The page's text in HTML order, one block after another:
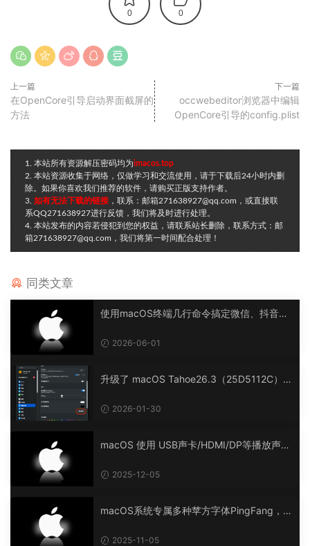
0 0
上一篇
在OpenCore引导启动界面截屏的
方法
下一篇
occwebeditor浏览器中编辑
OpenCore引导的config.plist
1. 本站所有资源解压密码均为imacos.top
2. 本站资源收集于网络，仅做学习和交流使用，请于下载后24小时内删
除。如果你喜欢我们推荐的软件，请购买正版支持作者。
3. 如有无法下载的链接 ，联系：邮箱271638927@qq.com，或直接联
系QQ271638927进行反馈，我们将及时进行处理。
4. 本站发布的内容若侵犯到您的权益，请联系站长删除，联系方式：邮
箱271638927@qq.com，我们将第一时间配合处理！
同类文章
使用macOS终端几行命令搞定微信、抖音等
2026-06-01
升级了 macOS Tahoe26.3（25D5112C）B
3cm的点状长方形
2026-01-30
macOS 使用 USB声卡/HDMI/DP等播放声音
题！2025-12-05
macOS系统专属多种苹方字体PingFang，支
统安装使用）
2025-11-05